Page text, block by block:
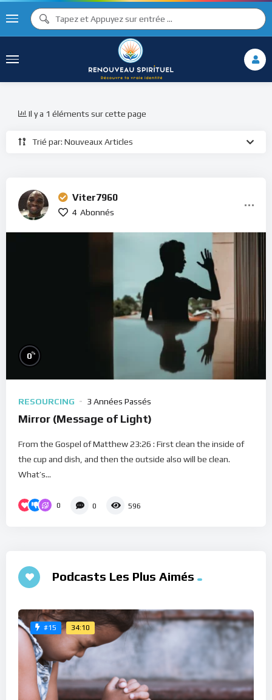
Trié par: Nouveaux Articles
Il y a 1 éléments sur cette page
Viter7960
4 Abonnés
0%
RESOURCING 3 Années Passés
Mirror (Message of Light)
From the Gospel of Matthew 23:26 : First clean the inside of
the cup and dish, and then the outside also will be clean.
What’s...
0 0 596
Podcasts Les Plus Aimés
#15 34:10